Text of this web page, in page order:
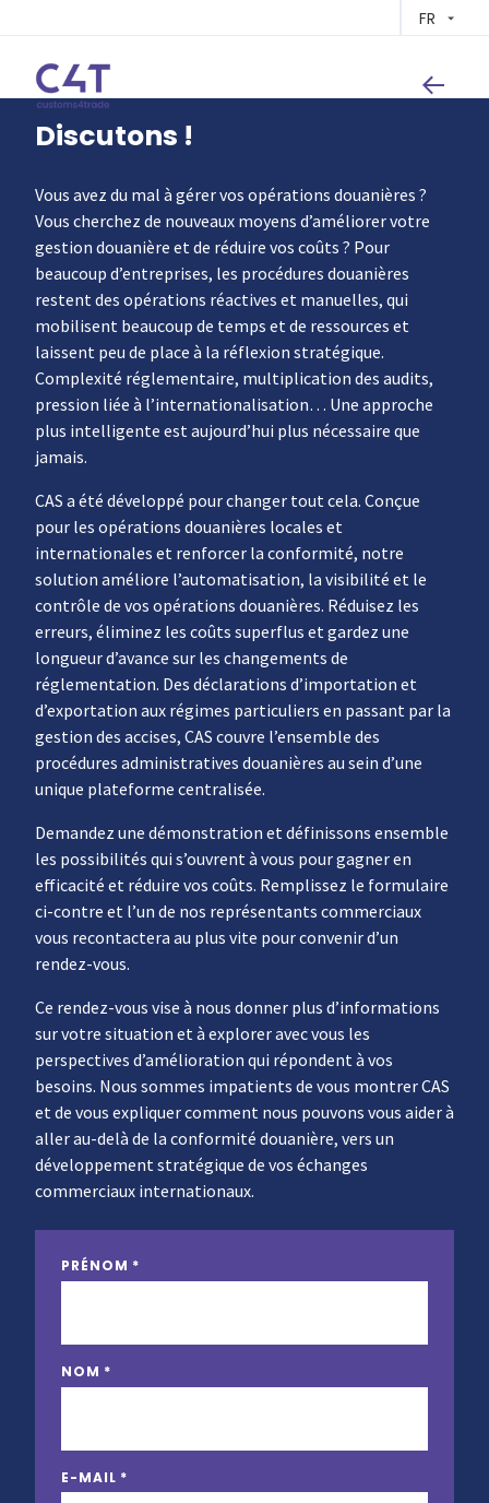
FR
Discutons !
Vous avez du mal à gérer vos opérations douanières ?
Vous cherchez de nouveaux moyens d’améliorer votre
gestion douanière et de réduire vos coûts ? Pour
beaucoup d’entreprises, les procédures douanières
restent des opérations réactives et manuelles, qui
mobilisent beaucoup de temps et de ressources et
laissent peu de place à la réflexion stratégique.
Complexité réglementaire, multiplication des audits,
pression liée à l’internationalisation… Une approche
plus intelligente est aujourd’hui plus nécessaire que
jamais.
CAS a été développé pour changer tout cela. Conçue
pour les opérations douanières locales et
internationales et renforcer la conformité, notre
solution améliore l’automatisation, la visibilité et le
contrôle de vos opérations douanières. Réduisez les
erreurs, éliminez les coûts superflus et gardez une
longueur d’avance sur les changements de
réglementation. Des déclarations d’importation et
d’exportation aux régimes particuliers en passant par la
gestion des accises, CAS couvre l’ensemble des
procédures administratives douanières au sein d’une
unique plateforme centralisée.
Demandez une démonstration et définissons ensemble
les possibilités qui s’ouvrent à vous pour gagner en
efficacité et réduire vos coûts. Remplissez le formulaire
ci-contre et l’un de nos représentants commerciaux
vous recontactera au plus vite pour convenir d’un
rendez-vous.
Ce rendez-vous vise à nous donner plus d’informations
sur votre situation et à explorer avec vous les
perspectives d’amélioration qui répondent à vos
besoins. Nous sommes impatients de vous montrer CAS
et de vous expliquer comment nous pouvons vous aider à
aller au-delà de la conformité douanière, vers un
développement stratégique de vos échanges
commerciaux internationaux.
PRÉNOM *
NOM *
E-MAIL *